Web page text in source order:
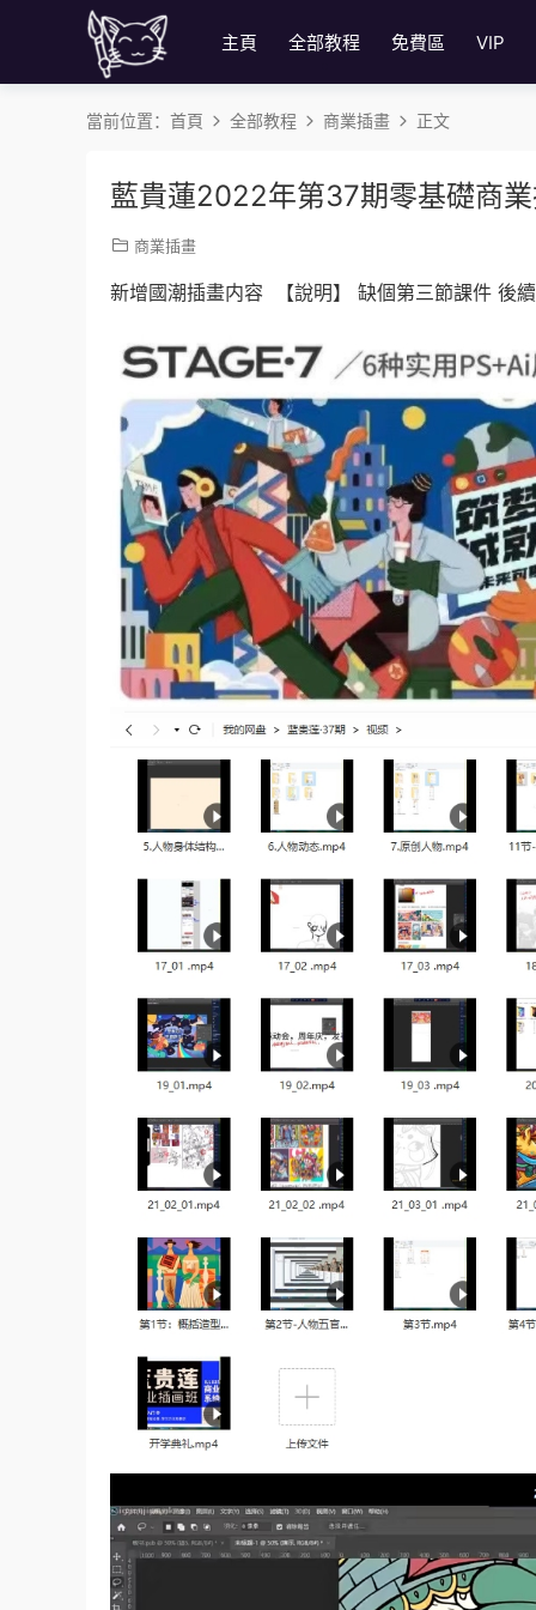
主頁 全部教程 免費區 VIP
當前位置： 首頁 全部教程 商業插畫 正文
藍貴蓮2022年第37期零基礎商
商業插畫
新增國潮插畫内容 【說明】 缺個第三節課件 後